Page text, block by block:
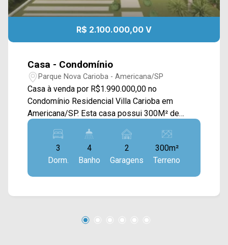
R$ 2.100.000,00 V
Casa - Condomínio
Parque Nova Carioba - Americana/SP
Casa à venda por R$1.990.000,00 no
Condomínio Residencial Villa Carioba em
Americana/SP. Esta casa possui 300M² de
terreno e 285M² de construção, contando com
ampla sala de estar e de jantar integradas,
cozinha, área gourmet, piscina e área de serviço.
> 03 suítes; > 04 banheiros, sendo 01 lavabo; >
02 vagas de garagem. *Aceita permuta.
*Fotos ilustrativas. Localizado no bairro Parque
Av. Nicolau João Abdalla, Av. Lírio Correa, Av. do
3
Dorm.
4
Banho
2
Garagens
300m²
Terreno